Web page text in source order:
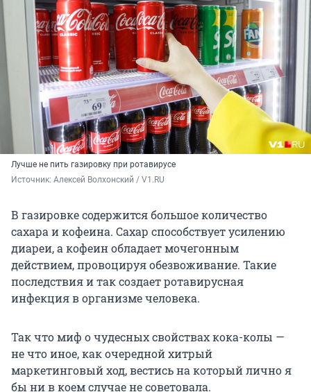
Лучше не пить газировку при ротавирусе
Источник: Алексей Волхонский / V1.RU
В газировке содержится большое количество
сахара и кофеина. Сахар способствует усилению
диареи, а кофеин обладает мочегонным
действием, провоцируя обезвоживание. Такие
последствия и так создает ротавирусная
инфекция в организме человека.
Так что миф о чудесных свойствах кока-колы —
не что иное, как очередной хитрый
маркетинговый ход, вестись на который лично я
бы ни в коем случае не советовала.